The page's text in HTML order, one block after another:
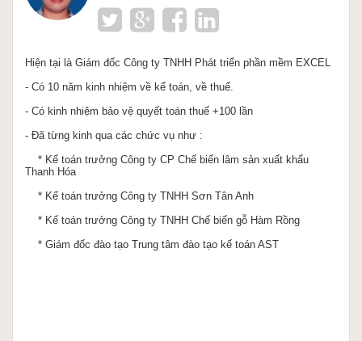
Hiện tại là Giám đốc Công ty TNHH Phát triển phần mềm EXCEL
- Có 10 năm kinh nhiệm về kế toán, về thuế.
- Có kinh nhiệm bảo vệ quyết toán thuế +100 lần
- Đã từng kinh qua các chức vụ như :
* Kế toán trưởng Công ty CP Chế biến lâm sản xuất khẩu
Thanh Hóa
* Kế toán trưởng Công ty TNHH Sơn Tân Anh
* Kế toán trưởng Công ty TNHH Chế biến gỗ Hàm Rồng
* Giám đốc đào tạo Trung tâm đào tạo kế toán AST